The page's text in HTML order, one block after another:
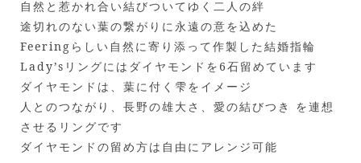
自然と惹かれ合い結びついてゆく二人の絆
途切れのない葉の繋がりに永遠の意を込めた
Feeringらしい自然に寄り添って作製した結婚指輪
Lady’sリングにはダイヤモンドを6石留めています
ダイヤモンドは、葉に付く雫をイメージ
人とのつながり、長野の雄大さ、愛の結びつき を連想
させるリングです
ダイヤモンドの留め方は自由にアレンジ可能